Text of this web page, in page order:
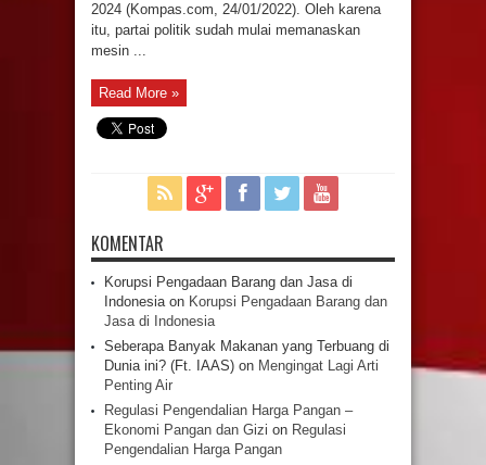
2024 (Kompas.com, 24/01/2022). Oleh karena
itu, partai politik sudah mulai memanaskan
mesin ...
Read More »
KOMENTAR
Korupsi Pengadaan Barang dan Jasa di
Indonesiaon Korupsi Pengadaan Barang dan
Jasa di Indonesia
Seberapa Banyak Makanan yang Terbuang di
Dunia ini? (Ft. IAAS) on Mengingat Lagi Arti
Penting Air
Regulasi Pengendalian Harga Pangan –
Ekonomi Pangan dan Gizi on Regulasi
Pengendalian Harga Pangan